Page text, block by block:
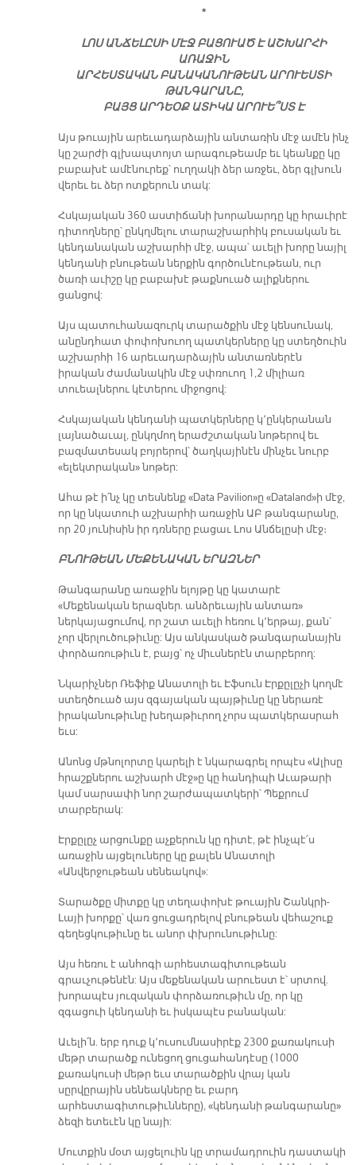
*
ԼՈՍ ԱՆՃԵԼԸՍԻ ՄԷՋ ԲԱՑՈՒԱԾ Է ԱՇԽԱՐՀԻ
ԱՌԱՋԻՆ
ԱՐՀԵՍՏԱԿԱՆ ԲԱՆԱԿԱՆՈՒԹԵԱՆ ԱՐՈՒԵՍՏԻ
ԹԱՆԳԱՐԱՆԸ,
ԲԱՅՑ ԱՐԴԵՕՔ ԱՏԻԿԱ ԱՐՈՒԵ՞ՍՏ Է
Այս թուային արեւադարձային անտառին մէջ ամէն ինչ
կը շարժի գլխապտոյտ արագութեամբ եւ կեանքը կը
բաբախէ ամէնուրեք՝ ուղղակի ձեր առջեւ, ձեր գլխուն
վերեւ եւ ձեր ոտքերուն տակ:
Հսկայական 360 աստիճանի խորանարդը կը հրաւիրէ
դիտողները՝ ընկղմելու տարաշխարհիկ բուսական եւ
կենդանական աշխարհի մէջ, ապա՝ աւելի խորը նայիլ
կենդանի բնութեան ներքին գործունէութեան, ուր
ծառի աւիշը կը բաբախէ թաքնուած ալիքներու
ցանցով:
Այս պատուհանազուրկ տարածքին մէջ կենսունակ,
անընդհատ փոփոխուող պատկերները կը ստեղծուին
աշխարհի 16 արեւադարձային անտառներէն
իրական ժամանակին մէջ սփռուող 1,2 միլիառ
տուեալներու կէտերու միջոցով:
Հսկայական կենդանի պատկերները կ՚ընկերանան
լայնածաւալ, ընկղմող երաժշտական նոթերով եւ
բազմատեսակ բոյրերով՝ ծաղկայինէն մինչեւ նուրբ
«ելեկտրական» նոթեր:
Ահա թէ ի՛նչ կը տեսնենք «Data Pavilion»ը «Dataland»ի մէջ,
որ կը նկատուի աշխարհի առաջին ԱԲ թանգարանը,
որ 20 յունիսին իր դռները բացաւ Լոս Անճելըսի մէջ։
ԲՆՈՒԹԵԱՆ ՄԵՔԵՆԱԿԱՆ ԵՐԱԶՆԵՐ
Թանգարանը առաջին ելոյթը կը կատարէ
«Մեքենական երազներ. անձրեւային անտառ»
ներկայացումով, որ շատ աւելի հեռու կ՚երթայ, քան՝
չոր վերլուծութիւնը: Այս անկասկած թանգարանային
փորձառութիւն է, բայց՝ ոչ միւսներէն տարբերող:
Նկարիչներ Ռեֆիք Անատոլի եւ Էֆսուն Էրքըլըչի կողմէ
ստեղծուած այս զգայական պայթիւնը կը ներառէ
իրականութիւնը խեղաթիւրող չորս պատկերասրահ
եւս:
Անոնց մթնոլորտը կարելի է նկարագրել որպէս «Ալիսը
հրաշքներու աշխարհ մէջ»ը կը հանդիպի Աւաթարի
կամ սարսափի նոր շարժապատկերի՝ Պեքրում
տարբերակ:
Էրքըլըչ արցունքը աչքերուն կը դիտէ, թէ ինչպէ՛ս
առաջին այցելուները կը քալեն Անատոլի
«Անվերջութեան սենեակով»:
Տարածքը միտքը կը տեղափոխէ թուային Շանկրի-
Լայի խորքը՝ վառ ցուցադրելով բնութեան վեհաշուք
գեղեցկութիւնը եւ անոր փխրունութիւնը:
Այս հեռու է անհոգի արհեստագիտութեան
գրաւչութենէն: Այս մեքենական արուեստ է՝ սրտով.
խորապէս յուզական փորձառութիւն մը, որ կը
զգացուի կենդանի եւ իսկապէս բանական:
Աւելի՛ն. երբ դուք կ՚ուսումնասիրէք 2300 քառակուսի
մեթր տարածք ունեցող ցուցահանդէսը (1000
քառակուսի մեթր եւս տարածքին վրայ կան
սըրվըրային սենեակները եւ բարդ
արհեստագիտութիւնները), «կենդանի թանգարանը»
ձեզի ետեւէն կը նայի:
Մուտքին մօտ այցելուին կը տրամադրուին դաստակի